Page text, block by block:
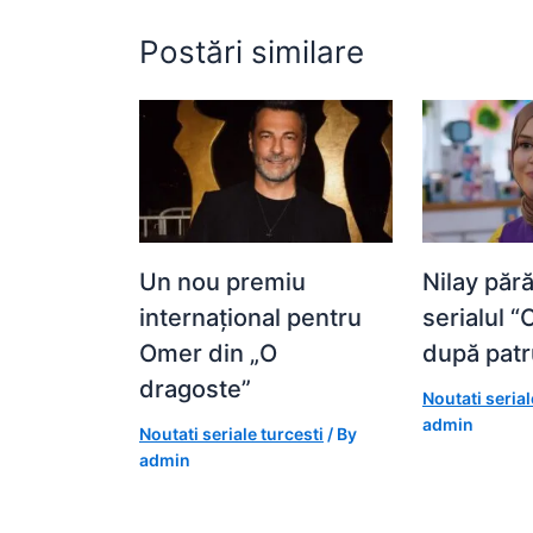
Postări similare
Un nou premiu
internațional pentru
Omer din „O
dragoste”
Noutati seriale turcesti / By
admin
Nilay
serialul
după
Noutati
admin